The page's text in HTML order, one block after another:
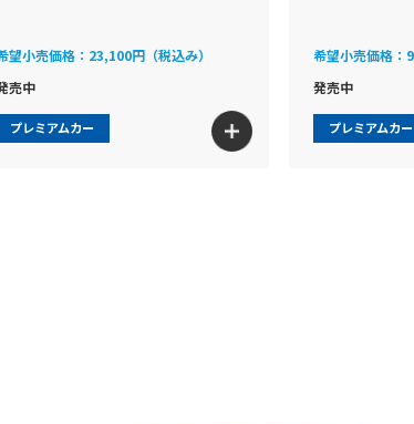
望小売価格： 23,100円（税込み）
売中
プレミアムカー
希望小売価格：
発売中
プレミアムカー